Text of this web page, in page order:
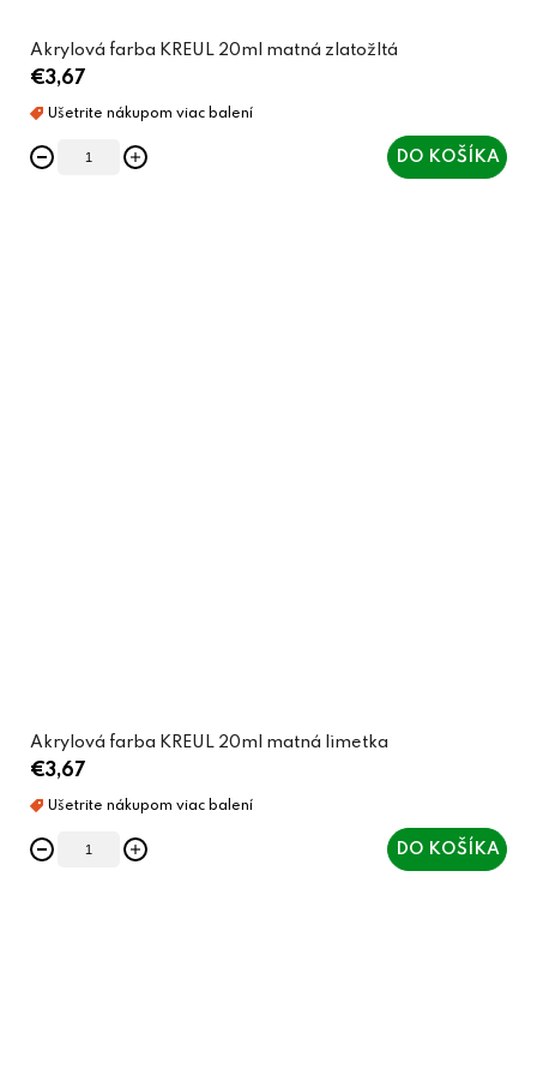
Akrylová farba KREUL 20ml matná zlatožltá
€3,67
DO KOŠÍKA
Akrylová farba KREUL 20ml matná limetka
€3,67
DO KOŠÍKA